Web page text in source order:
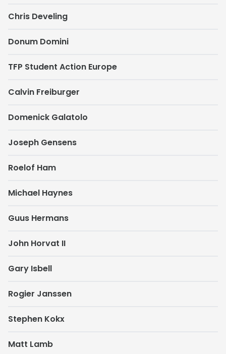
Chris Develing
Donum Domini
TFP Student Action Europe
Calvin Freiburger
Domenick Galatolo
Joseph Gensens
Roelof Ham
Michael Haynes
Guus Hermans
John Horvat II
Gary Isbell
Rogier Janssen
Stephen Kokx
Matt Lamb